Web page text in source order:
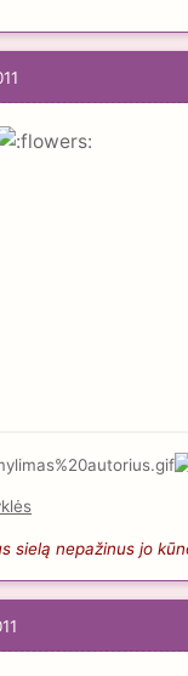
sielą nepažinus jo